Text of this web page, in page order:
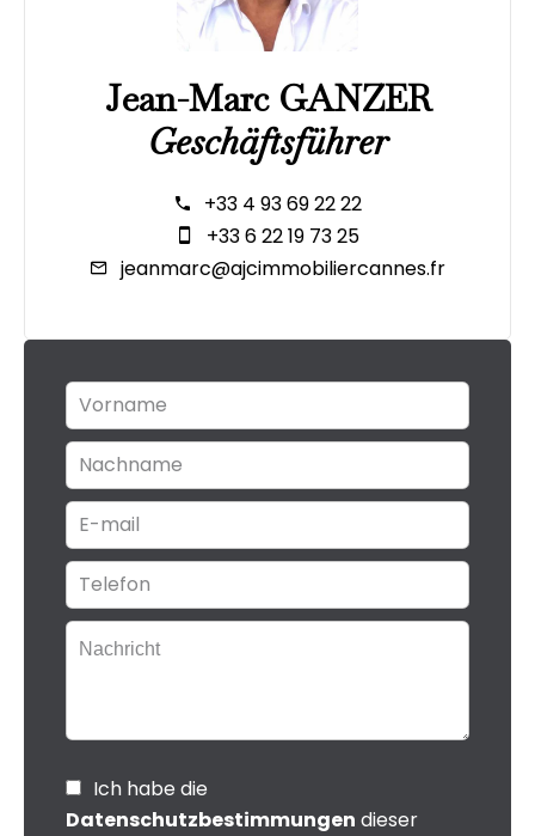
Jean-Marc GANZER
Geschäftsführer
+33 4 93 69 22 22
+33 6 22 19 73 25
jeanmarc@ajcimmobiliercannes.fr
Ich habe die
Datenschutzbestimmungen dieser